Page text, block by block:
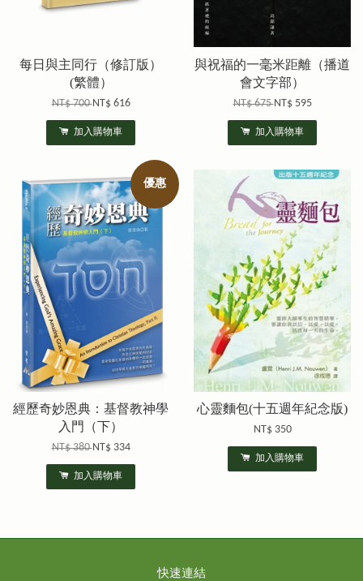
每日與主同行（修訂版）
(繁體）
NT$ 700NT$ 616
加入購物車
與祝福的一毫米距離（播道
會文字部）
NT$ 675NT$ 595
加入購物車
優惠
經歷奇妙恩典：基督教神學
入門（下）
NT$ 380NT$ 334
加入購物車
心靈麵包(十五週年紀念版)
NT$ 350
加入購物車
快速連結